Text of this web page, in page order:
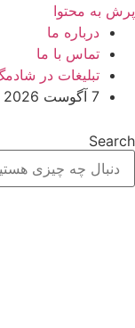
پرش به محتوا
درباره ما
تماس با ما
تبلیغات در
7 آگوست 2026 12:25 ب.ظ
Search